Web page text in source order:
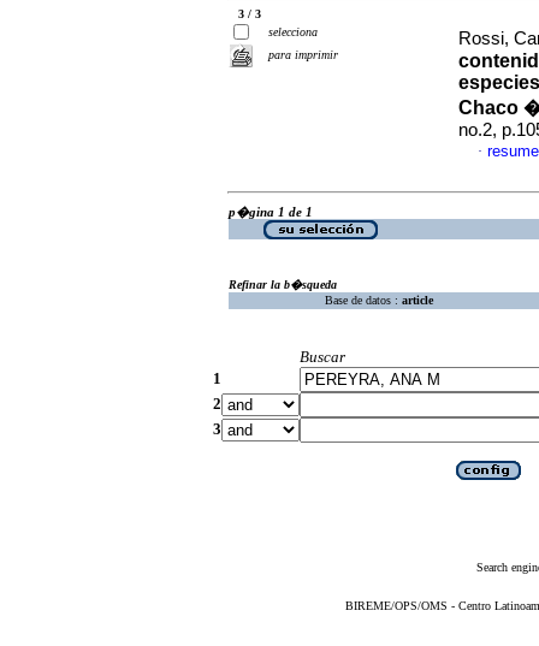
3 / 3
selecciona
para imprimir
Rossi,
Chaco
no.2,
·
p�gina 1 de 1
Refinar la b�squeda
Base de datos : article
Buscar
1
2
3
Search
BIREME/OPS/OMS - Centro